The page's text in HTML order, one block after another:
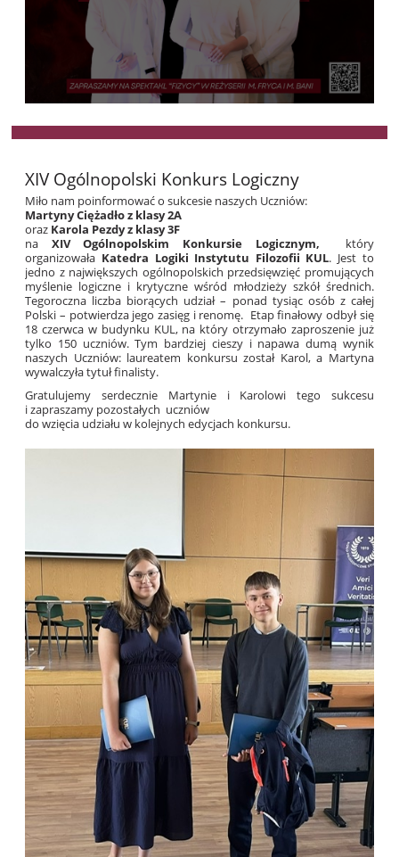
XIV Ogólnopolski Konkurs Logiczny
Miło nam poinformować o sukcesie naszych Uczniów:
Martyny Ciężadło z klasy 2A
oraz Karola Pezdy z klasy 3F
na XIV Ogólnopolskim Konkursie Logicznym, który
organizowała Katedra Logiki Instytutu Filozofii KUL. Jest to
jedno z największych ogólnopolskich przedsięwzięć promujących
myślenie logiczne i krytyczne wśród młodzieży szkół średnich.
Tegoroczna liczba biorących udział – ponad tysiąc osób z całej
Polski – potwierdza jego zasięg i renomę. Etap finałowy odbył się
18 czerwca w budynku KUL, na który otrzymało zaproszenie już
tylko 150 uczniów. Tym bardziej cieszy i napawa dumą wynik
naszych Uczniów: laureatem konkursu został Karol, a Martyna
wywalczyła tytuł finalisty.
Gratulujemy serdecznie Martynie i Karolowi tego sukcesu
i zapraszamy pozostałych uczniów
do wzięcia udziału w kolejnych edycjach konkursu.